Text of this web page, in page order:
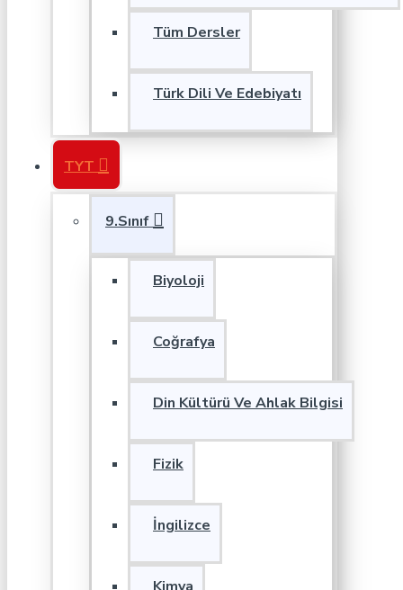
Tüm Dersler
Türk Dili Ve Edebiyatı
TYT
9.Sınıf
Biyoloji
Coğrafya
Din Kültürü Ve Ahlak Bilgisi
Fizik
İngilizce